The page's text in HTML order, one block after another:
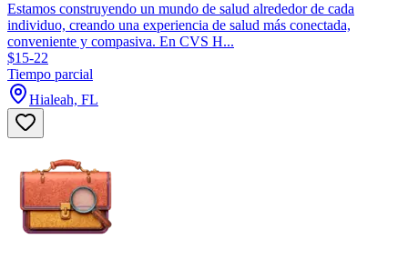
Estamos construyendo un mundo de salud alrededor de cada
individuo, creando una experiencia de salud más conectada,
conveniente y compasiva. En CVS H...
$15-22
Tiempo parcial
Hialeah, FL